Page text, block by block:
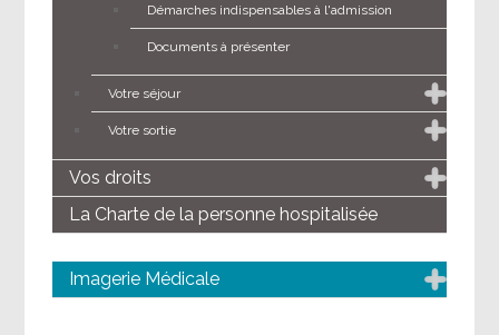
Démarches indispensables à l'admission
Documents à présenter
Votre séjour
Votre sortie
Vos droits
La Charte de la personne hospitalisée
Imagerie Médicale